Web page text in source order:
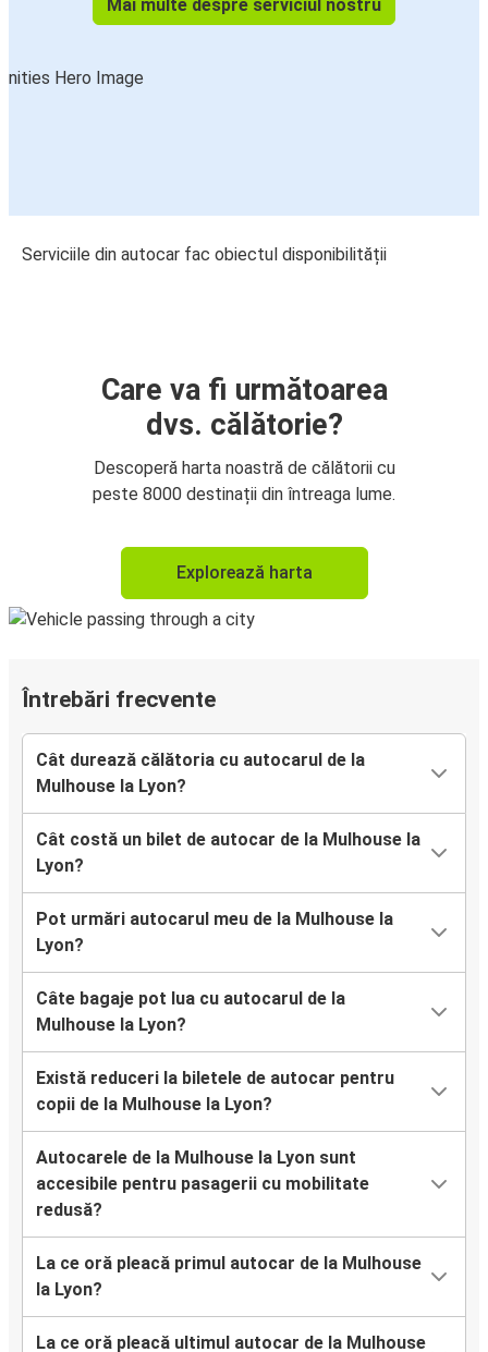
Mai multe despre serviciul nostru
Serviciile din autocar fac obiectul disponibilității
Care va fi următoarea
dvs. călătorie?
Descoperă harta noastră de călătorii cu
peste 8000 destinații din întreaga lume.
Explorează harta
Întrebări frecvente
Cât durează călătoria cu autocarul de la
Mulhouse la Lyon?
Cât costă un bilet de autocar de la Mulhouse la
Lyon?
Pot urmări autocarul meu de la Mulhouse la
Lyon?
Câte bagaje pot lua cu autocarul de la
Mulhouse la Lyon?
Există reduceri la biletele de autocar pentru
copii de la Mulhouse la Lyon?
Autocarele de la Mulhouse la Lyon sunt
accesibile pentru pasagerii cu mobilitate
redusă?
La ce oră pleacă primul autocar de la Mulhouse
la Lyon?
La ce oră pleacă ultimul autocar de la Mulhouse